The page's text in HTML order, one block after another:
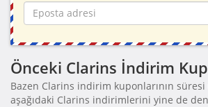
Önceki Clarins İndirim
Bazen Clarins indirim kuponlarının
aşağıdaki Clarins indirimlerini yine de